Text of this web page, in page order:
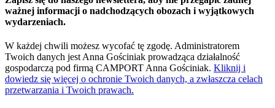
ważnej informacji o nadchodzących obozach i wyjątkowych
wydarzeniach.
W każdej chwili możesz wycofać tę zgodę. Administratorem
Twoich danych jest Anna Gościniak prowadząca działalność
gospodarczą pod firmą CAMPORT Anna Gościniak. Kliknij i
dowiedz się więcej o ochronie Twoich danych, a zwłaszcza celach
przetwarzania i Twoich prawach.